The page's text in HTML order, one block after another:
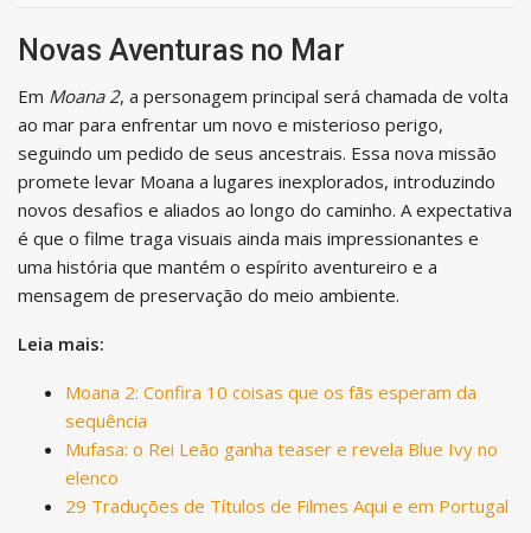
Novas Aventuras no Mar
Em Moana 2, a personagem principal será chamada de volta
ao mar para enfrentar um novo e misterioso perigo,
seguindo um pedido de seus ancestrais. Essa nova missão
promete levar Moana a lugares inexplorados, introduzindo
novos desafios e aliados ao longo do caminho. A expectativa
é que o filme traga visuais ainda mais impressionantes e
uma história que mantém o espírito aventureiro e a
mensagem de preservação do meio ambiente.
Leia mais:
Moana 2: Confira 10 coisas que os fãs esperam da
sequência
Mufasa: o Rei Leão ganha teaser e revela Blue Ivy no
elenco
29 Traduções de Títulos de Filmes Aqui e em Portugal